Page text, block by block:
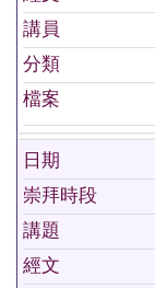
講員
分類
檔案
日期
崇拜時段
講題
經文